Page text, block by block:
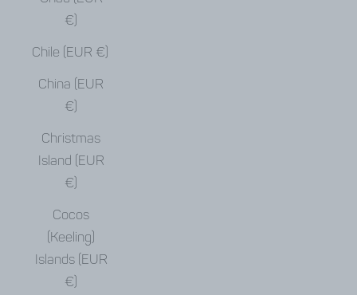
€)
Chile (EUR €)
China (EUR
€)
Christmas
Island (EUR
€)
Cocos
(Keeling)
Islands (EUR
€)